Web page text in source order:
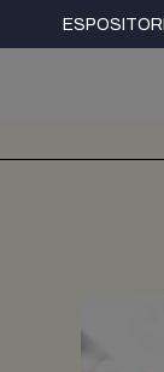
ESPOSITORI